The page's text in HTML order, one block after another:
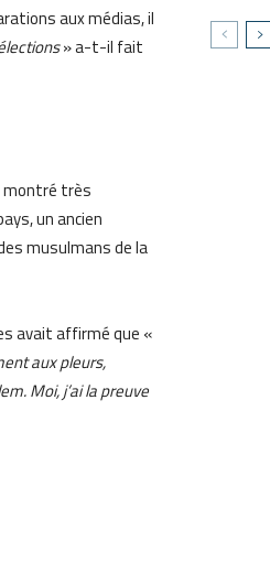
aux médias, il
» a-t-il fait
montré très
un ancien
musulmans de la
avait affirmé que «
aux pleurs,
Moi, j’ai la preuve